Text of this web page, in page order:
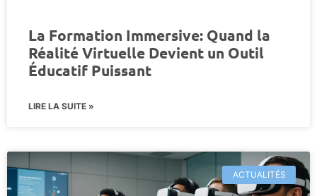
La Formation Immersive: Quand la
Réalité Virtuelle Devient un Outil
Éducatif Puissant
LIRE LA SUITE »
ACTUALITÉS